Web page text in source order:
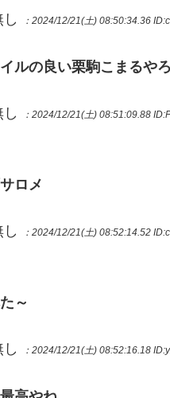
：2024/12/21(土) 08:50:34.36
ルの良い栗駒こまるやろ
：2024/12/21(土) 08:51:09.88
ロメ
：2024/12/21(土) 08:52:14.52
～
：2024/12/21(土) 08:52:16.18